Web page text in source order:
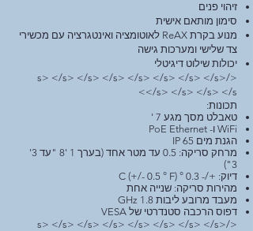
זיהוי פנים
סימון מותאם אישית
מנוע בקרת ReAX לאוטומציה ואינטגרציה עם מכשירי
צד שלישי ומערכות גישה
יכולות שילוט דיגיטלי
</s> </s> </s> </s> </s> </s> </s> </s>
</s> </s> </s> </s>
תכונות:
טאבלט מסך מגע 7 '
WiFi ו- PoE Ethernet
הגנת מים IP 65
מרחק סריקה: 0.5 עד מטר אחד (בערך 1 '8 "עד 3'
3")
דיוק: +/- 0.3 ° C (+/- 0.5 ° F)
מהירות סריקה: שנייה אחת
מעבד מרובע ליבות 1.8 GHz
דפוס הרכבה סטנדרטי של VESA
</s> </s> </s> </s> </s> </s> </s> </s>